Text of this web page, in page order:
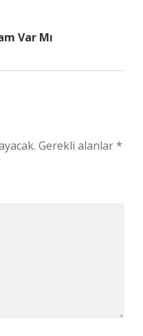
Var Mı
Gerekli alanlar*